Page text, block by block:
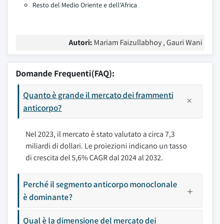
Resto del Medio Oriente e dell'Africa
Autori: Mariam Faizullabhoy , Gauri Wani
Domande Frequenti(FAQ):
Quanto è grande il mercato dei frammenti
anticorpo?
Nel 2023, il mercato è stato valutato a circa 7,3
miliardi di dollari. Le proiezioni indicano un tasso
di crescita del 5,6% CAGR dal 2024 al 2032.
Perché il segmento anticorpo monoclonale
è dominante?
Qual è la dimensione del mercato dei